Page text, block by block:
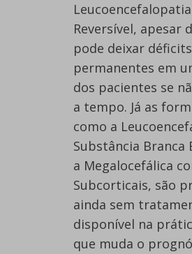
Reversível, apesar
pode deixar
permanentes em
dos pacientes se
a tempo. Já as
como a
Substância Branca
a Megalocefálica
Subcorticais, são
ainda sem
disponível na
que muda o